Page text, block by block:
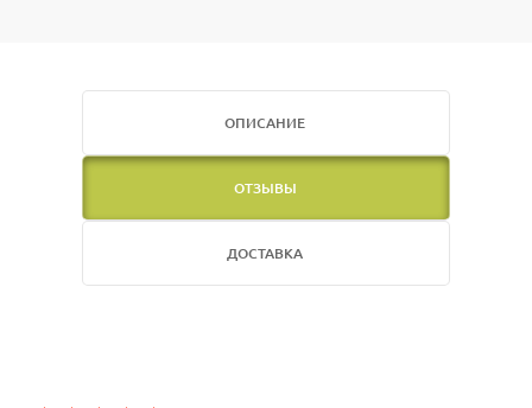
ОПИСАНИЕ
ОТЗЫВЫ
ДОСТАВКА